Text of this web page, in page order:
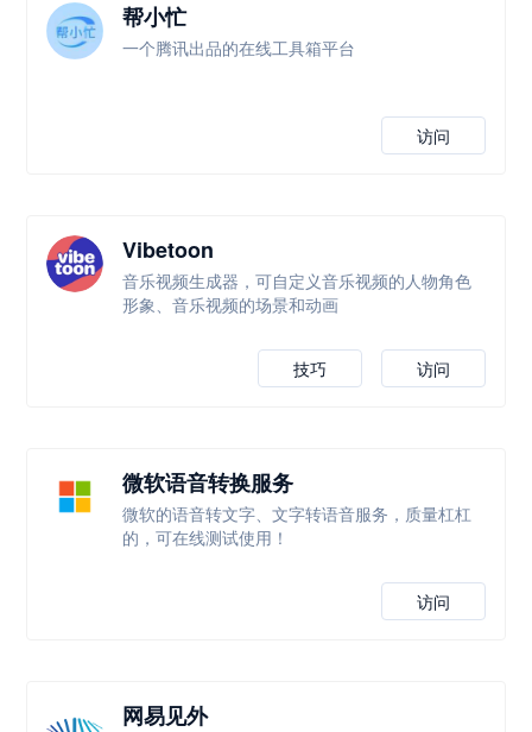
帮小忙
一个腾讯出品的在线工具箱平台
访问
Vibetoon
音乐视频生成器，可自定义音乐视频的人物角色
形象、音乐视频的场景和动画
访问
技巧
微软语音转换服务
微软的语音转文字、文字转语音服务，质量杠杠
的，可在线测试使用！
访问
网易见外